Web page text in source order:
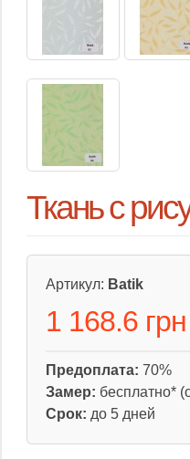
Ткань с
Артикул: Batik
1 168.6 грн
Предоплата: 70%
Замер: бесплатно*
Срок: до 5 дней